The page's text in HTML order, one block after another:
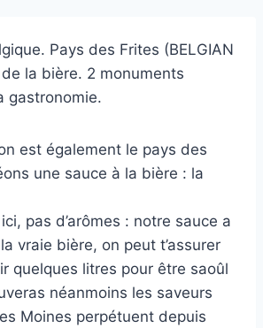
Pays des Frites (BELGIAN
de la bière. 2 monuments
gastronomie.
est également le pays des
une sauce à la bière : la
pas d’arômes : notre sauce a
vraie bière, on peut t’assurer
quelques litres pour être saoûl
néanmoins les saveurs
Moines perpétuent depuis